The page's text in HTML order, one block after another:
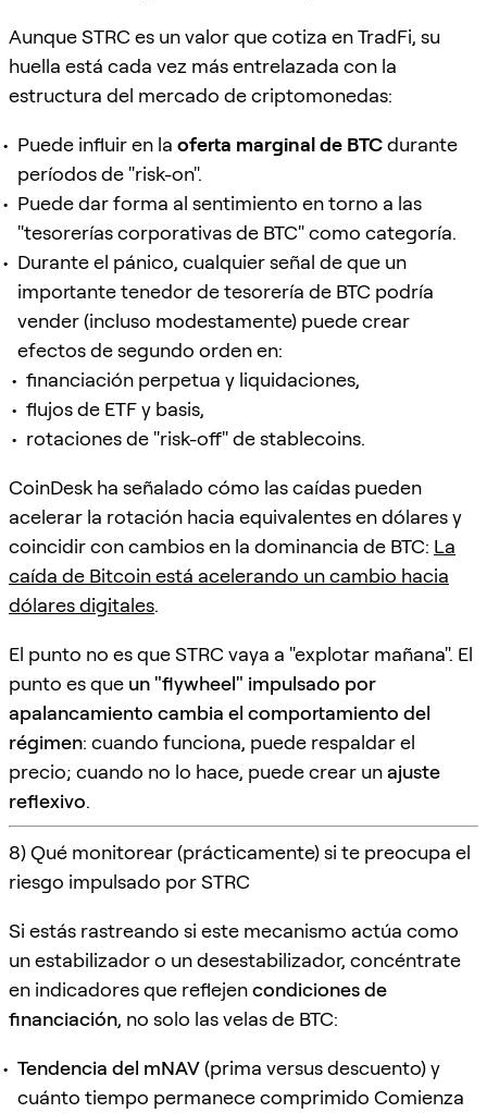
Aunque STRC es un valor que cotiza en TradFi, su
huella está cada vez más entrelazada con la
estructura del mercado de criptomonedas:
Puede influir en la oferta marginal de BTCdurante
períodos de "risk-on".
Puede dar forma al sentimiento en torno a las
"tesorerías corporativas de BTC" como categoría.
Durante el pánico, cualquier señal de que un
importante tenedor de tesorería de BTC podría
vender (incluso modestamente) puede crear
efectos de segundo orden en:
financiación perpetua y liquidaciones,
flujos de ETF y basis,
rotaciones de "risk-off" de stablecoins.
CoinDesk ha señalado cómo las caídas pueden
acelerar la rotación hacia equivalentes en dólares y
coincidir con cambios en la dominancia de BTC: La
caída de Bitcoin está acelerando un cambio hacia
dólares digitales.
El punto no es que STRC vaya a "explotar mañana". El
punto es que un "flywheel" impulsado por
apalancamiento cambia el comportamiento del
régimen: cuando funciona, puede respaldar el
precio; cuando no lo hace, puede crear unajuste
reflexivo.
8) Qué monitorear (prácticamente) si te preocupa el
riesgo impulsado por STRC
Si estás rastreando si este mecanismo actúa como
un estabilizador o un desestabilizador, concéntrate
en indicadores que reflejencondiciones de
financiación, no solo las velas de BTC:
Tendencia del mNAV(prima versus descuento) y
cuánto tiempo permanece comprimido Comienza